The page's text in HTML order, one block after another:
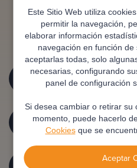
Este Sitio Web utiliza
permitir la navegación,
elaborar información
navegación en función
aceptarlas todas, solo
necesarias, configurando
panel de configuración
Si desea cambiar o retirar su
momento, puede hacerlo
Cookiesque se
Aceptar